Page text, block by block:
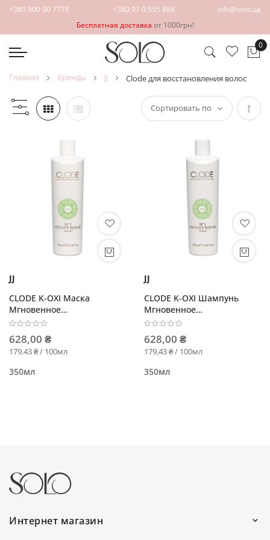
+380 800 30 7778 +380 97 0 555 888
info@solo.ua
Бесплатная доставка от 1000грн!
0
главная бренды jj clode для восстановления волос
JJ
CLODE K-OXI Маска
Мгновенное
восстановление глубокого
628,00 ₴
179,43 ₴ / 100мл
350мл
JJ
CLODE K-OXI Шампунь
Мгновенное
восстановление
628,00 ₴
179,43 ₴ / 100мл
350мл
Интернет магазин